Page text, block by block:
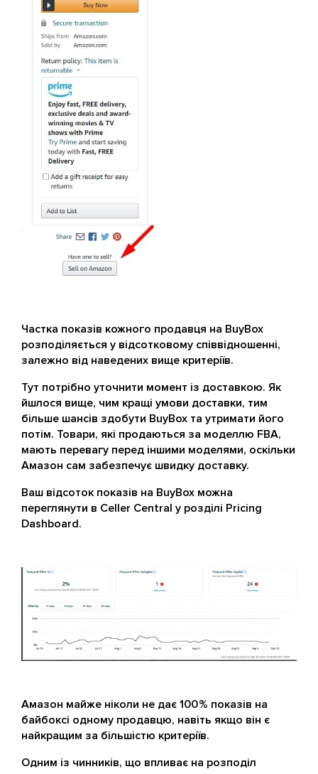
Частка показів кожного продавця на BuyBox
розподіляється у відсотковому співвідношенні,
залежно від наведених вище критеріїв.
Тут потрібно уточнити момент із доставкою. Як
йшлося вище, чим кращі умови доставки, тим
більше шансів здобути BuyBox та утримати його
потім. Товари, які продаються за моделлю FBA,
мають перевагу перед іншими моделями, оскільки
Амазон сам забезпечує швидку доставку.
Ваш відсоток показів на BuyBox можна
переглянути в Celler Central у розділі Pricing
Dashboard.
Амазон майже ніколи не дає 100 % показів на
байбоксі одному продавцю, навіть якщо він є
найкращим за більшістю критеріїв.
Одним із чинників, що впливає на розподіл